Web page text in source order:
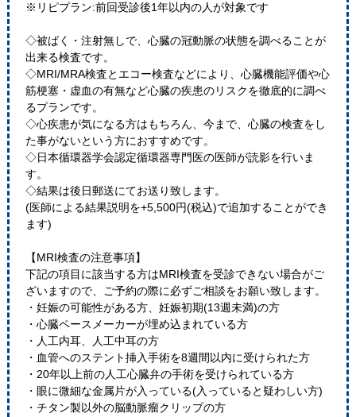
※リピプラン:前回受診後1年以内の人が対象です
◇被ばく・注射無しで、心臓の冠動脈の状態を調べることが
出来る検査です。
◇MRI/MRA検査とエコー検査などにより、心臓機能評価や心
筋梗塞・虚血の有無など心臓の疾患のリスクを徹底的に調べ
るプランです。
◇心疾患が気になる方はもちろん、今まで、心臓の検査をし
た事がないという方におすすめです。
◇日本循環器学会認定循環器専門医の医師が読影を行いま
す。
◇結果は後日郵送にてお送り致します。
(医師による結果説明を+5,500円(税込)で追加することができ
ます)
【MRI検査の注意事項】
下記の項目に該当する方はMRI検査を受診できない場合がご
ざいますので、ご予約の際に必ずご相談をお願い致します。
・妊娠の可能性がある方、妊娠初期(13週未満)の方
・心臓ペースメーカーが埋め込まれている方
・人工内耳、人工中耳の方
・血管へのステント挿入手術を8週間以内に受けられた方
・20年以上前の人工心臓弁の手術を受けられている方
・眼に微細な金属片が入っている(入っていると疑わしい方)
・チタン製以外の脳動脈瘤クリップの方